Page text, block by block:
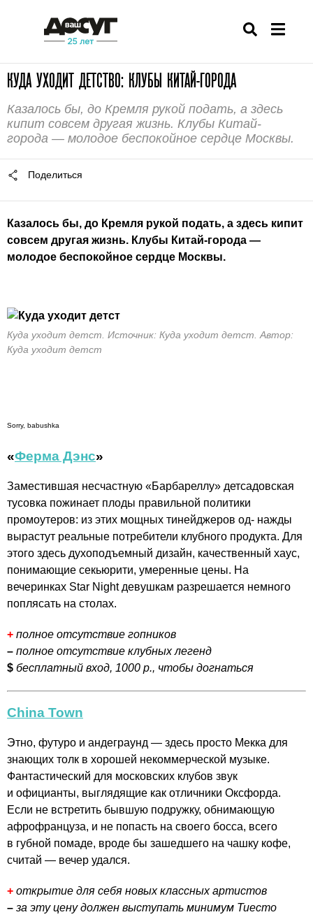
КУДА УХОДИТ ДЕТСТВО: КЛУБЫ КИТАЙ-ГОРОДА
Казалось бы, до Кремля рукой подать, а здесь
кипит совсем другая жизнь. Клубы Китай-
города — молодое беспокойное сердце Москвы.
Поделиться
Казалось бы, до Кремля рукой подать, а здесь кипит
совсем другая жизнь. Клубы Китай-города —
молодое беспокойное сердце Москвы.
Куда уходит детст. Источник: Куда уходит детст. Автор:
Куда уходит детст
Sorry, babushka
«Ферма Дэнс»
Заместившая несчастную «Барбареллу» детсадовская
тусовка пожинает плоды правильной политики
промоутеров: из этих мощных тинейджеров од- нажды
вырастут реальные потребители клубного продукта. Для
этого здесь духоподъемный дизайн, качественный хаус,
понимающие секьюрити, умеренные цены. На
вечеринках Star Night девушкам разрешается немного
поплясать на столах.
+ полное отсутствие гопников
– полное отсутствие клубных легенд
$ бесплатный вход, 1000 р., чтобы догнаться
China Town
Этно, футуро и андеграунд — здесь просто Мекка для
знающих толк в хорошей некоммерческой музыке.
Фантастический для московских клубов звук
и официанты, выглядящие как отличники Оксфорда.
Если не встретить бывшую подружку, обнимающую
афрофранцуза, и не попасть на своего босса, всего
в губной помаде, вроде бы зашедшего на чашку кофе,
считай — вечер удался.
+ открытие для себя новых классных артистов
– за эту цену должен выступать минимум Тиесто